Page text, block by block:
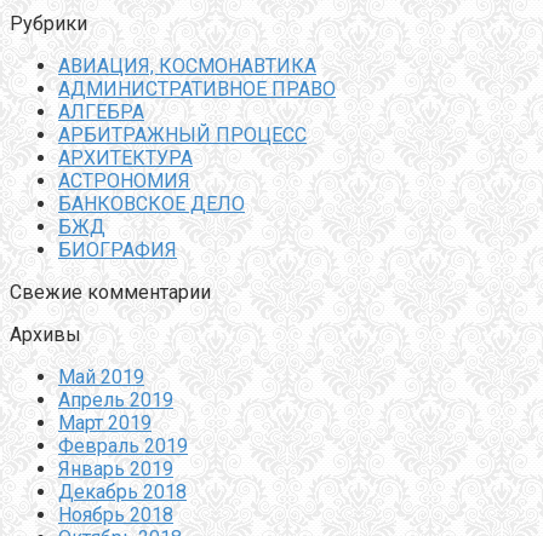
Рубрики
АВИАЦИЯ, КОСМОНАВТИКА
АДМИНИСТРАТИВНОЕ ПРАВО
АЛГЕБРА
АРБИТРАЖНЫЙ ПРОЦЕСС
АРХИТЕКТУРА
АСТРОНОМИЯ
БАНКОВСКОЕ ДЕЛО
БЖД
БИОГРАФИЯ
Свежие комментарии
Архивы
Май 2019
Апрель 2019
Март 2019
Февраль 2019
Январь 2019
Декабрь 2018
Ноябрь 2018